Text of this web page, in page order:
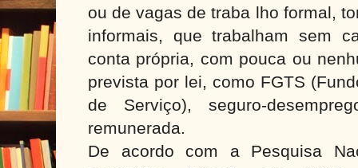
ou de vagas de traba lho formal,
informais, que trabalham sem
conta própria, com pouca ou
prevista por lei, como FGTS
de Serviço), seguro-
remunerada.
De acordo com a Pesquisa